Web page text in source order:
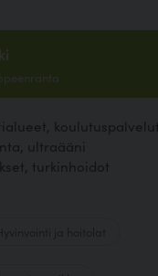
koulutuspalvelut,
ultraääni
turkinhoidot